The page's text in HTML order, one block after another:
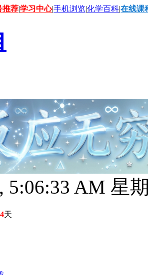
推荐|学习中心|手机浏览|化学百科|在线课
5:06:34 AM 星
天